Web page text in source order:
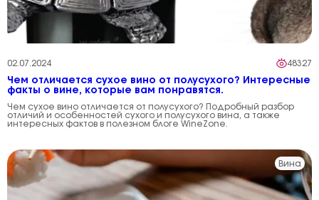
02.07.2024 48327
Чем отличается сухое вино от полусухого? Интересные
факты о вине, которые вам понравятся.
Чем сухое вино отличается от полусухого? Подробный разбор
отличий и особенностей сухого и полусухого вина, а также
интересных фактов в полезном блоге WineZone.
Вина